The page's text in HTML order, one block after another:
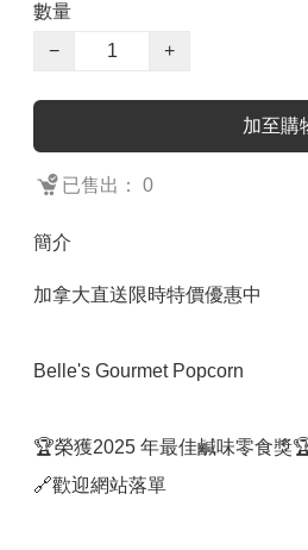
數量
−
+
加至購
已售出： 0
簡介
加拿大直送限時特價優惠中
Belle's Gourmet Popcorn
🏆榮獲2025 年最佳鹹味零食獎
🔗歡迎網站落單